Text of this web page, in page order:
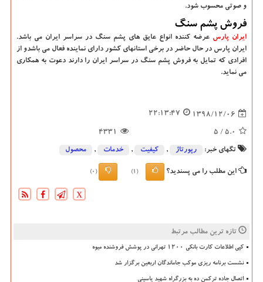
و صوتی محسوب شود.
فروش پشم سنگ
ایران پارس عرضه کننده انواع عایق های پشم سنگ در سراسر ایران می باشد.
ایران پارس در حال حاضر در برخی استانهای کشور دارای نماینده فعال می باشدو از
افرادی که تمایل به فروش پشم سنگ در سراسر ایران را دارند دعوت به همکاری
می نماید.
1398/12/06
22:13:47
5.0
/ 5
4331
تگهای خبر: رپورتاژ , كیفیت , خدمات , محصول
این مطلب را می پسندید؟ (1)
(0)
X
تازه ترین مطالب مرتبط
کپی اطلاعات کارت بانکی ۱۲۰۰ تهرانی در پوشش فروشنده میوه
نشست برنامه ریزی موکب جاماندگان اربعین برگزار شد
اتصال جاده ترکمن ده به بزرگراه شهید یاسینی